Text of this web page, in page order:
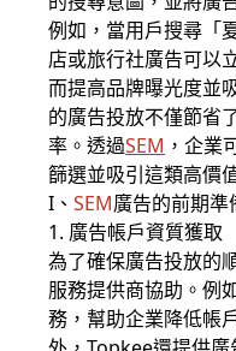
例如，當用戶搜尋「
店或旅行社廣告可以
而提高品牌曝光度並
的廣告投放不僅節省
率。透過SEM ，企業
篩選並吸引這類高價
I、 SEM廣告的前期準
1. 廣告帳戶資質獲取
為了確保廣告投放的
服務提供商協助。例
務，幫助企業降低帳